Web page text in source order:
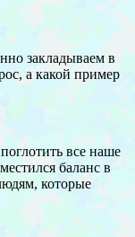
закладываем в
а какой пример
все наше
баланс в
которые